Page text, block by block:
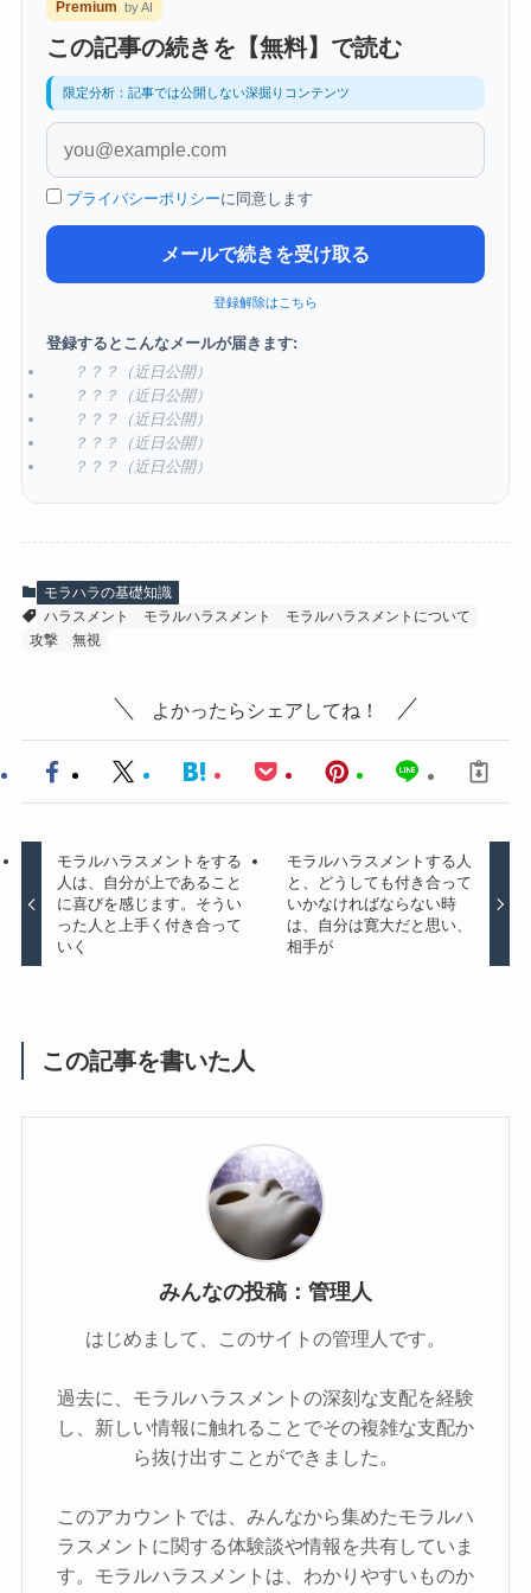
Premium by AI
この記事の続きを【無料】で読む
限定分析：記事では公開しない深掘りコンテンツ
プライバシーポリシーに同意します
メールで続きを受け取る
登録解除はこちら
登録するとこんなメールが届きます:
？？？（近日公開）
？？？（近日公開）
？？？（近日公開）
？？？（近日公開）
？？？（近日公開）
モラハラの基礎知識
ハラスメント
モラルハラスメント
モラルハラスメントについて
攻撃
無視
よかったらシェアしてね！
モラルハラスメントをする
人は、自分が上であること
に喜びを感じます。そうい
った人と上手く付き合って
いく
モラルハラスメントする人
と、どうしても付き合って
いかなければならない時
は、自分は寛大だと思い、
相手が
この記事を書いた人
みんなの投稿：管理人
はじめまして、このサイトの管理人です。
過去に、モラルハラスメントの深刻な支配を経験
し、新しい情報に触れることでその複雑な支配か
ら抜け出すことができました。
このアカウントでは、みんなから集めたモラルハ
ラスメントに関する体験談や情報を共有していま
す。モラルハラスメントは、わかりやすいものか